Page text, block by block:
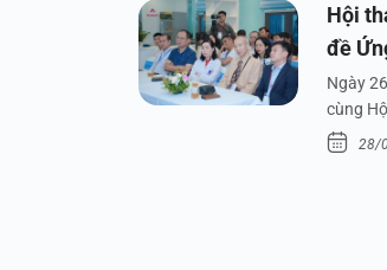
Hội
đề
dưới
Ngày
cùng
28/